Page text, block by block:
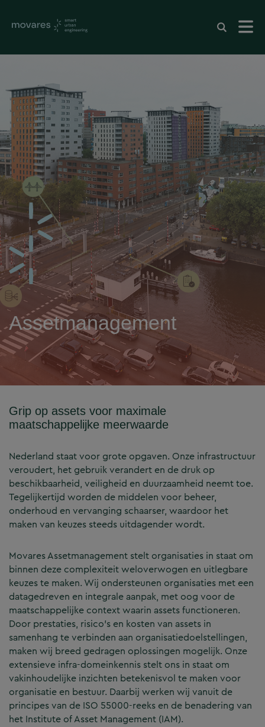
Assetmanagement
Grip op assets voor maximale
maatschappelijke meerwaarde
Nederland staat voor grote opgaven. Onze infrastructuur
veroudert, het gebruik verandert en de druk op
beschikbaarheid, veiligheid en duurzaamheid neemt toe.
Tegelijkertijd worden de middelen voor beheer,
onderhoud en vervanging schaarser, waardoor het
maken van keuzes steeds uitdagender wordt.
Movares Assetmanagement stelt organisaties in staat om
binnen deze complexiteit weloverwogen en uitlegbare
keuzes te maken. Wij ondersteunen organisaties met een
datagedreven en integrale aanpak, met oog voor de
maatschappelijke context waarin assets functioneren.
Door prestaties, risico’s en kosten van assets in
samenhang te verbinden aan organisatiedoelstellingen,
maken wij breed gedragen oplossingen mogelijk. Onze
extensieve infra-domeinkennis stelt ons in staat om
vakinhoudelijke inzichten betekenisvol te maken voor
organisatie en bestuur. Daarbij werken wij vanuit de
principes van de ISO 55000‑reeks en de benadering van
het Institute of Asset Management (IAM).